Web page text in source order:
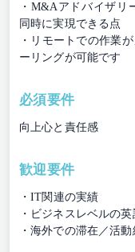
・M&Aアドバイザリ
同時に実現できる点
・リモートでの作業
ーリングが可能です
必須要件
向上心と責任感
歓迎要件
・IT関連の実績
・ビジネスレベルの英
・海外での滞在／活